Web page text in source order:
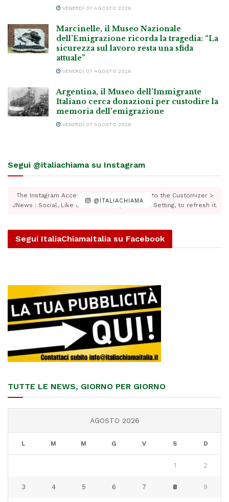
VENERDÌ 07 AGOSTO 2026
Marcinelle, il Museo Nazionale
dell’Emigrazione ricorda la tragedia: “La
sicurezza sul lavoro resta una sfida
attuale”
VENERDÌ 07 AGOSTO 2026
Argentina, il Museo dell’Immigrante
Italiano cerca donazioni per custodire la
memoria dell’emigrazione
VENERDÌ 07 AGOSTO 2026
Segui @italiachiama su Instagram
@ITALIACHIAMA
The Instagram Access Token is expired, Go to the Customizer >
JNews : Social, Like & View > Instagram Feed Setting, to refresh it.
Segui ItaliaChiamaItalia su Facebook
TUTTE LE NEWS, GIORNO PER GIORNO
AGOSTO 2026
L M M G V S D
1 2
3 4 5 6 7 8 9